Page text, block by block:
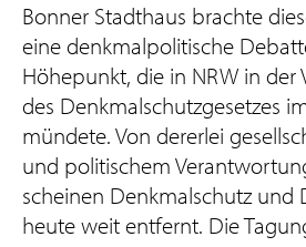
Bonner Stadthaus brachte
eine denkmalpolitische
Höhepunkt, die in NRW in der
des Denkmalschutzgesetzes
mündete. Von dererlei
und politischem
scheinen Denkmalschutz und
heute weit entfernt. Die